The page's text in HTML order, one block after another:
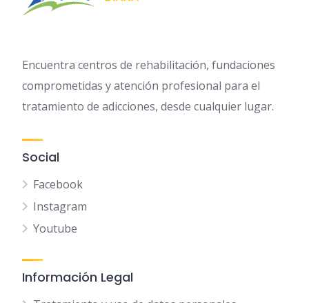
Encuentra centros de rehabilitación, fundaciones
comprometidas y atención profesional para el
tratamiento de adicciones, desde cualquier lugar.
Social
Facebook
Instagram
Youtube
Información Legal